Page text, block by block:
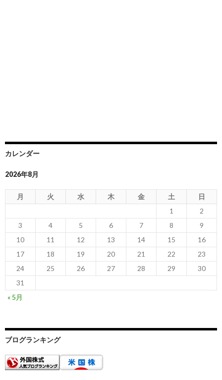
カレンダー
2026年8月
月 火 水 木 金 土
日
1
2
3
4 5 6 7 8
9
10
11 12 13 14 15
16
17
18 19 20 21 22
23
24
25 26 27 28 29
30
31
« 5月
ブログランキング